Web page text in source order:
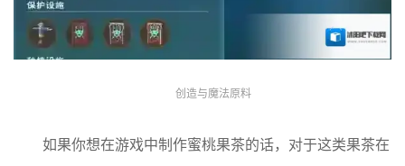
创造与魔法原料
如果你想在游戏中制作蜜桃果茶的话，对于这类果茶在